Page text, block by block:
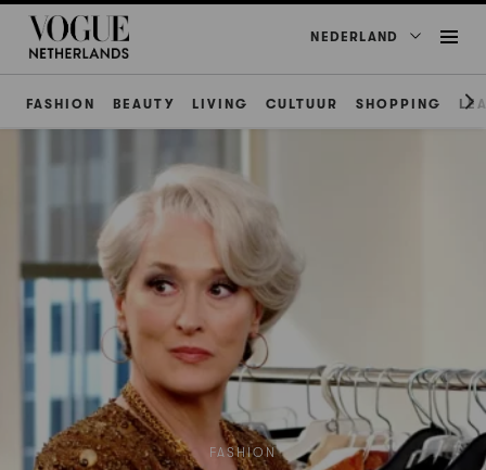
NEDERLAND
FASHION BEAUTY LIVING CULTUUR SHOPPING
FASHION